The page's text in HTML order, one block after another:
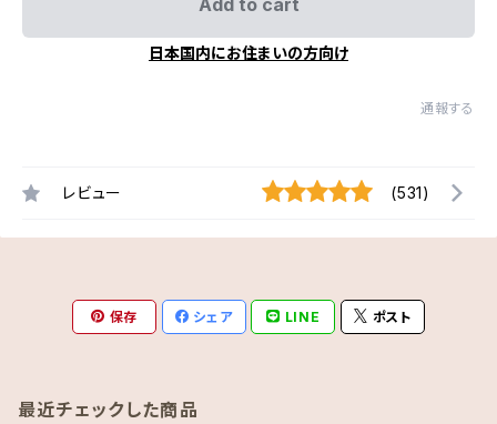
Add to cart
日本国内にお住まいの方向け
通報する
レビュー (531)
保存 シェア LINE ポスト
最近チェックした商品